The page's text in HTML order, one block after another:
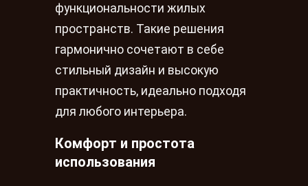
функциональности жилых
пространств. Такие решения
гармонично сочетают в себе
стильный дизайн и высокую
практичность, идеально подходя
для любого интерьера.
Комфорт и простота
использования